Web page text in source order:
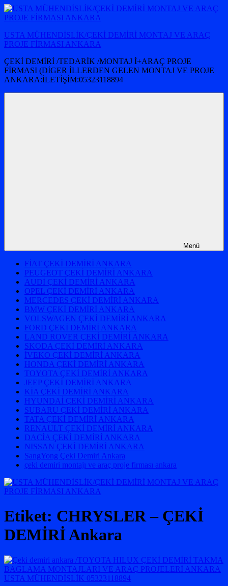
İçeriğe
atla
USTA MÜHENDİSLİK/ÇEKİ DEMİRİ MONTAJ VE ARAÇ
PROJE FİRMASI ANKARA
ÇEKİ DEMİRİ /TEDARİK /MONTAJ İ+ARAÇ PROJE
FİRMASI (DİGER İLLERDEN GELEN MONTAJ VE PROJE
ANKARA:İLETİŞİM:05323118894
Menü
FİAT ÇEKİ DEMİRİ ANKARA
PEUGEOT ÇEKİ DEMİRİ ANKARA
AUDİ ÇEKİ DEMİRİ ANKARA
OPEL ÇEKİ DEMİRİ ANKARA
MERCEDES ÇEKİ DEMİRİ ANKARA
BMW ÇEKİ DEMİRİ ANKARA
VOLSWAGEN ÇEKİ DEMİRİ ANKARA
FORD ÇEKİ DEMİRİ ANKARA
LAND ROVER ÇEKİ DEMİRİ ANKARA
SKODA ÇEKİ DEMİRİ ANKARA
İVEKO ÇEKİ DEMİRİ ANKARA
HONDA ÇEKİ DEMİRİ ANKARA
TOYOTA ÇEKİ DEMİRİ ANKARA
JEEP ÇEKİ DEMİRİ ANKARA
KİA ÇEKİ DEMİRİ ANKARA
HYUNDAİ ÇEKİ DEMİRİ ANKARA
SUBARU ÇEKİ DEMİRİ ANKARA
TATA ÇEKİ DEMİRİ ANKARA
RENAULT ÇEKİ DEMİRİ ANKARA
DACİA ÇEKİ DEMİRİ ANKARA
NISSAN ÇEKİ DEMİRİ ANKARA
SangYong Çeki Demiri Ankara
çeki demiri montajı ve araç proje firması ankara
Etiket: CHRYSLER – ÇEKİ
DEMİRİ Ankara